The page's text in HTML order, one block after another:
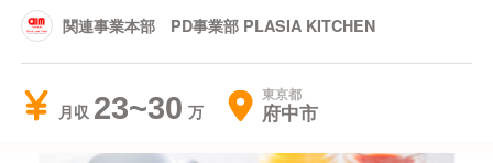
関連事業本部 PD事業部 PLASIA KITCHEN
月収 23~30 東京都
府中市